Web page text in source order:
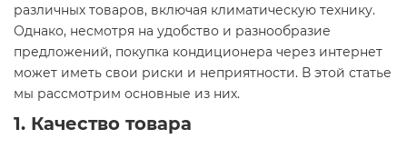
различных товаров, включая климатическую технику.
Однако, несмотря на удобство и разнообразие
предложений, покупка кондиционера через интернет
может иметь свои риски и неприятности. В этой статье
мы рассмотрим основные из них.
1. Качество товара